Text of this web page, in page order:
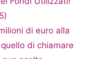
di euro alla
di chiamare